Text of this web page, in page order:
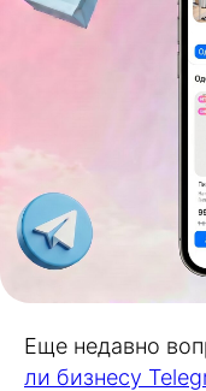
Еще недавно
ли бизнесу